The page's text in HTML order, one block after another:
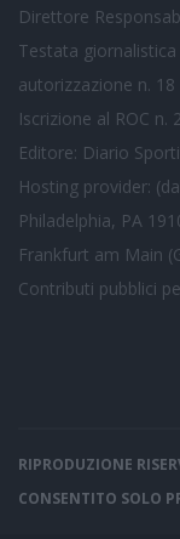
Direttore
Testata
autorizzazione n.
Iscrizione al ROC n.
Editore: Diario
Hosting provider:
Philadelphia, PA
Frankfurt am Main
Contributi pubblici
RIPRODUZIONE
CONSENTITO SOLO